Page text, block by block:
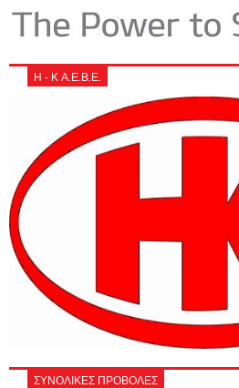
Η - Κ Α.Ε.Β.Ε.
ΣΥΝΟΛΙΚΕΣ ΠΡΟΒΟΛΕΣ